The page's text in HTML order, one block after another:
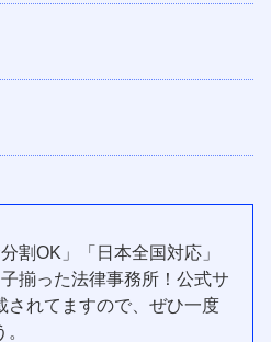
割OK」「日本全国対応」
揃った法律事務所！公式サ
されてますので、ぜひ一度